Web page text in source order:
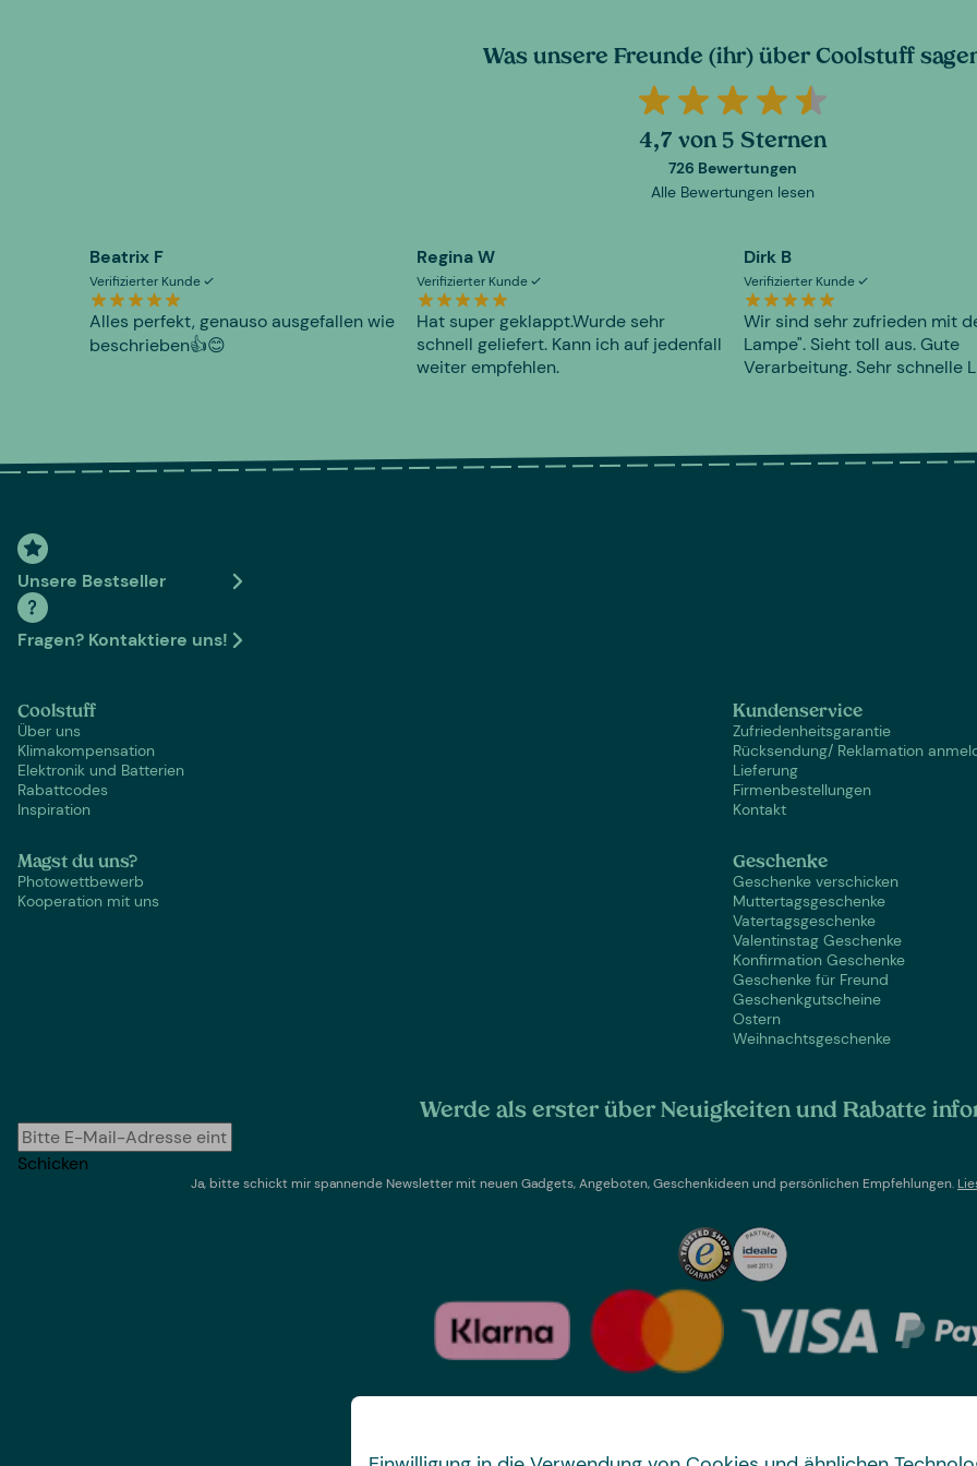
Was unsere Freunde (ihr) über Coolstuff
4,7 von 5 Sternen
726 Bewertungen
Alle Bewertungen lesen
Beatrix F
Verifizierter Kunde
Alles perfekt, genauso ausgefallen wie
beschrieben👍😊
Regina W
Verifizierter Kunde
Hat super geklappt.Wurde sehr
schnell geliefert. Kann ich auf jedenfall
weiter empfehlen.
Dirk B
Verifizierter Kunde
Wir sind sehr zufrieden mit
Lampe". Sieht toll aus. Gute
Verarbeitung. Sehr schnelle
Unsere Bestseller
Fragen? Kontaktiere uns!
Coolstuff
Über uns
Klimakompensation
Elektronik und Batterien
Rabattcodes
Inspiration
Kundenservice
Zufriedenheitsgarantie
Rücksendung/ Reklamation
Lieferung
Firmenbestellungen
Kontakt
Magst du uns?
Photowettbewerb
Kooperation mit uns
Geschenke
Geschenke verschicken
Muttertagsgeschenke
Vatertagsgeschenke
Valentinstag Geschenke
Konfirmation Geschenke
Geschenke für Freund
Geschenkgutscheine
Ostern
Weihnachtsgeschenke
Werde als erster über Neuigkeiten und Rabatte
Schicken
Ja, bitte schickt mir spannende Newsletter mit neuen Gadgets, Angeboten, Geschenkideen und persönlichen Empfehlungen.